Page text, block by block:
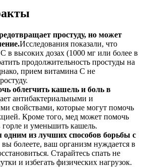
простуду, но может
Исследования показали, что
в высоких дозах (1000 мг или более в
продолжительность простуды на
прием витамина С не
облегчить кашель и боль в
антибактериальными и
свойствами, которые могут помочь
Кроме того, мед может помочь
горле и уменьшить кашель.
одним из лучших способов борьбы с
вы болеете, ваш организм нуждается в
Старайтесь спать не
и избегать физических нагрузок.